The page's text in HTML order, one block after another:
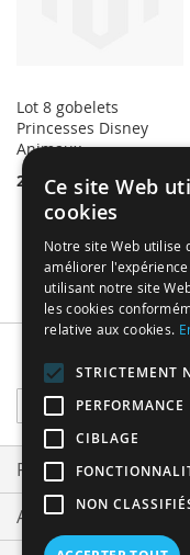
Lot 8 gobelets
Princesses Disney
Animaux
2,50 €
Sign
Up
for
Our
Newsletter:
Subscribe
Privacy and Cookie
Advanced Search
Ce site Web
cookies
Notre site Web utilise
améliorer
utilisant notre site
les cookies
relative aux cookies.
STRICTEMENT
PERFORMANCE
CIBLAGE
NON